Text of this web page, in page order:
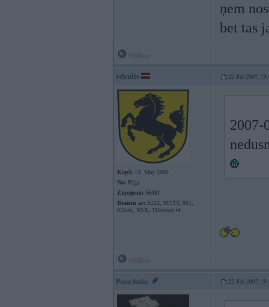
ņem
bet tas
edzulis 22. Feb 2007,
Kopš: 13. May 2002
No: Rīga
Ziņojumi: 56481
Braucu ar: S212, 911TT, 951,
635csi, NSX, Tillotson t4
2007-
Puuchuks 22. Feb 2007,